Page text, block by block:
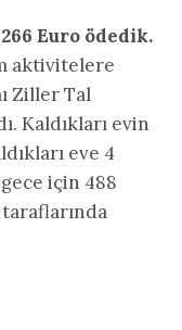
Euro ödedik.
aktivitelere
Ziller Tal
Kaldıkları evin
eve 4
için 488